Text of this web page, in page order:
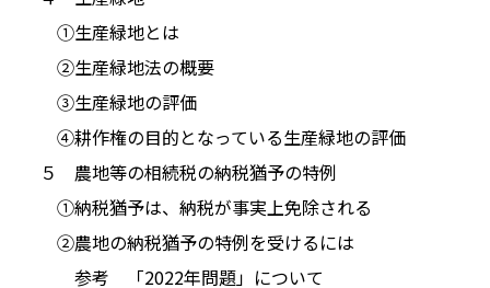
①生産緑地とは
②生産緑地法の概要
③生産緑地の評価
④耕作権の目的となっている生産緑地の評価
５ 農地等の相続税の納税猶予の特例
①納税猶予は、納税が事実上免除される
②農地の納税猶予の特例を受けるには
参考 「2022年問題」について